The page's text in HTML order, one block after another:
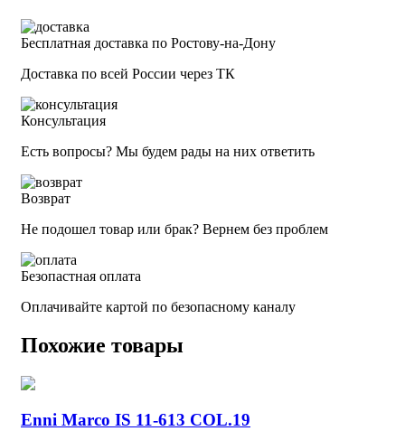
Бесплатная доставка по Ростову-на-Дону
Доставка по всей России через ТК
Консультация
Есть вопросы? Мы будем рады на них ответить
Возврат
Не подошел товар или брак? Вернем без проблем
Безопастная оплата
Оплачивайте картой по безопасному каналу
Похожие товары
Enni Marco IS 11-613 COL.19